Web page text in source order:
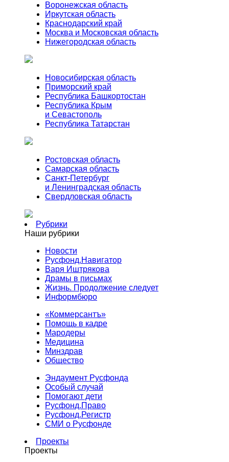
Воронежская область
Иркутская область
Краснодарский край
Москва и Московская область
Нижегородская область
Новосибирская область
Приморский край
Республика Башкортостан
Республика Крым
и Севастополь
Республика Татарстан
Ростовская область
Самарская область
Санкт-Петербург
и Ленинградская область
Свердловская область
Рубрики
Наши рубрики
Новости
Русфонд.Навигатор
Варя Иштрякова
Драмы в письмах
Жизнь. Продолжение следует
Информбюро
«Коммерсантъ»
Помощь в кадре
Мародеры
Медицина
Минздрав
Общество
Эндаумент Русфонда
Особый случай
Помогают дети
Русфонд.Право
Русфонд.Регистр
СМИ о Русфонде
Проекты
Проекты